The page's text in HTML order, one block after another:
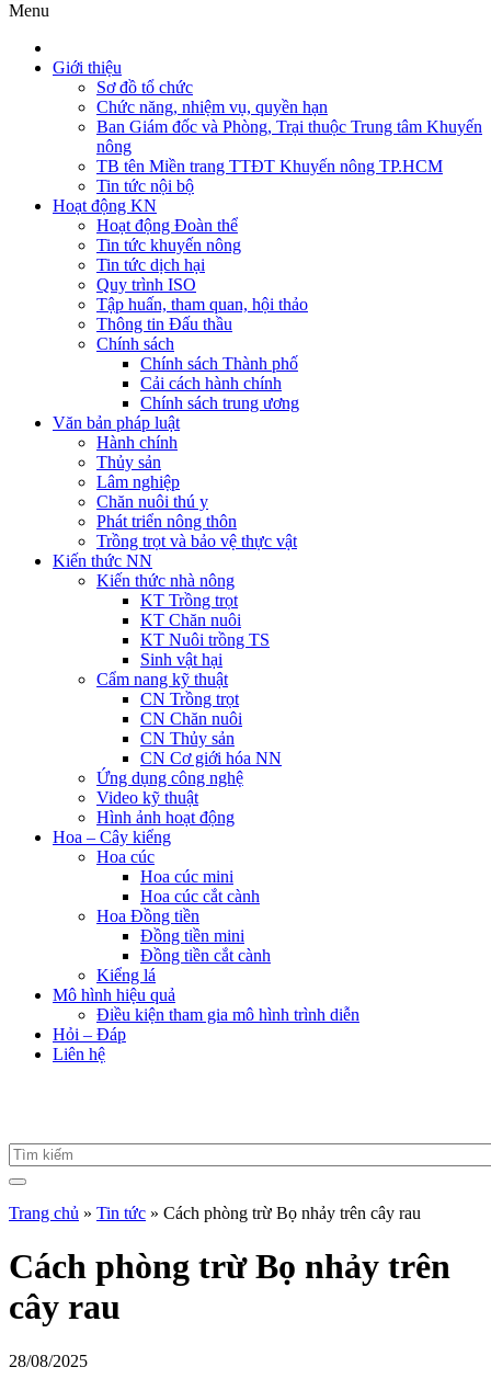
Menu
Giới thiệu
Sơ đồ tổ chức
Chức năng, nhiệm vụ, quyền hạn
Ban Giám đốc và Phòng, Trại thuộc Trung tâm Khuyến
nông
TB tên Miền trang TTĐT Khuyến nông TP.HCM
Tin tức nội bộ
Hoạt động KN
Hoạt động Đoàn thể
Tin tức khuyến nông
Tin tức dịch hại
Quy trình ISO
Tập huấn, tham quan, hội thảo
Thông tin Đấu thầu
Chính sách
Chính sách Thành phố
Cải cách hành chính
Chính sách trung ương
Văn bản pháp luật
Hành chính
Thủy sản
Lâm nghiệp
Chăn nuôi thú y
Phát triển nông thôn
Trồng trọt và bảo vệ thực vật
Kiến thức NN
Kiến thức nhà nông
KT Trồng trọt
KT Chăn nuôi
KT Nuôi trồng TS
Sinh vật hại
Cẩm nang kỹ thuật
CN Trồng trọt
CN Chăn nuôi
CN Thủy sản
CN Cơ giới hóa NN
Ứng dụng công nghệ
Video kỹ thuật
Hình ảnh hoạt động
Hoa – Cây kiểng
Hoa cúc
Hoa cúc mini
Hoa cúc cắt cành
Hoa Đồng tiền
Đồng tiền mini
Đồng tiền cắt cành
Kiểng lá
Mô hình hiệu quả
Điều kiện tham gia mô hình trình diễn
Hỏi – Đáp
Liên hệ
Trang chủ » Tin tức » Cách phòng trừ Bọ nhảy trên cây rau
Cách phòng trừ Bọ nhảy trên
cây rau
28/08/2025